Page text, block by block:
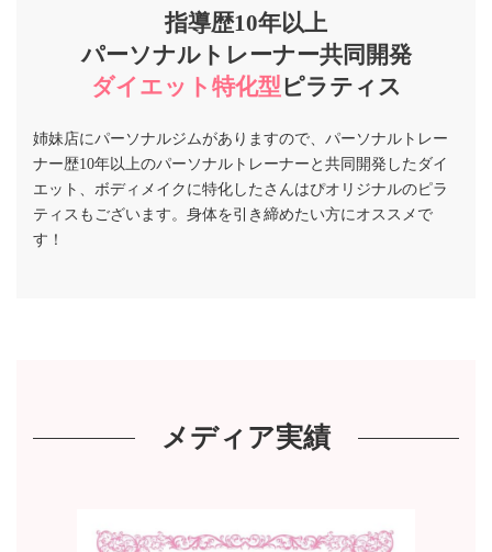
指導歴10年以上
パーソナルトレーナー共同開発
ダイエット特化型 ピラティス
姉妹店にパーソナルジムがありますので、パーソナルトレー
ナー歴10年以上のパーソナルトレーナーと共同開発したダイ
エット、ボディメイクに特化したさんはぴオリジナルのピラ
ティスもございます。身体を引き締めたい方にオススメで
す！
メディア実績